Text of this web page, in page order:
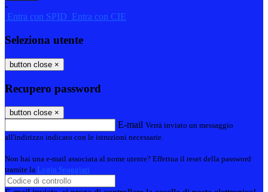
-
Entra con SPID Entra con CIE
Seleziona utente
button close ×
Recupero password
button close ×
E-mail Verrà inviato un messaggio
all'indirizzo indicato con le istruzioni necessarie.
Non hai una e-mail associata al nome utente? Effettua il reset della password
tramite la Login Spaggiari